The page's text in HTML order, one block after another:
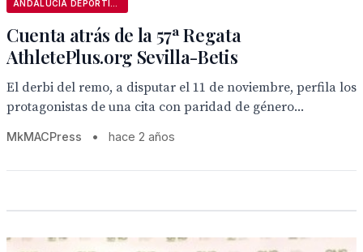
Cuenta atrás de la 57ª Regata
AthletePlus.org Sevilla-Betis
El derbi del remo, a disputar el 11 de noviembre, perfila los
protagonistas de una cita con paridad de género...
MkMACPress • hace 2 años